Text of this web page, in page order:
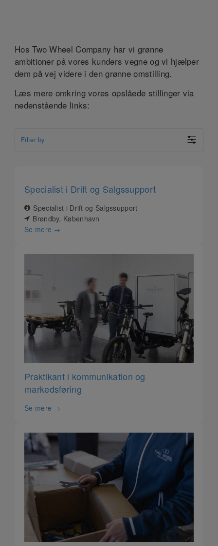
Hos Two Wheel Company har vi grønne
ambitioner på vores kunders vegne og vi hjælper
dem på vej videre i den grønne omstilling.
Læs mere omkring vores opslåede stillinger via
nedenstående links:
Filter by
Specialist i Drift og Salgssupport
Specialist i Drift og Salgssupport
Brøndby København
Se mere
Praktikant i kommunikation og
markedsføring
Se mere